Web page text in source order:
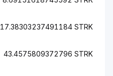
17.38303237491184 STRK
43.4575809372796 STRK